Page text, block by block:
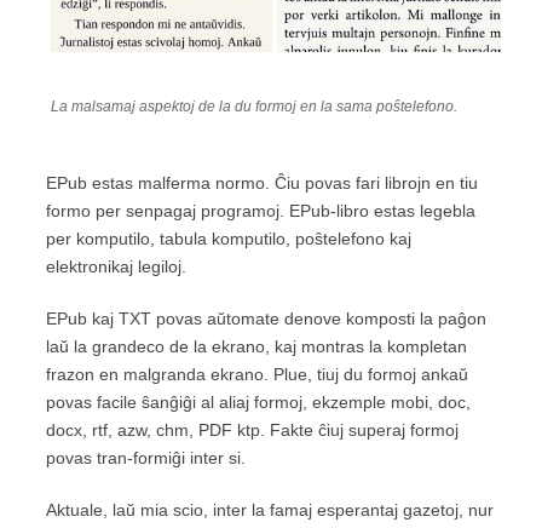
La malsamaj aspektoj de la du formoj en la sama poŝtelefono.
EPub estas malferma normo. Ĉiu povas fari librojn en tiu
formo per senpagaj programoj. EPub-libro estas legebla
per komputilo, tabula komputilo, poŝtelefono kaj
elektronikaj legiloj.
EPub kaj TXT povas aŭtomate denove komposti la paĝon
laŭ la grandeco de la ekrano, kaj montras la kompletan
frazon en malgranda ekrano. Plue, tiuj du formoj ankaŭ
povas facile ŝanĝiĝi al aliaj formoj, ekzemple mobi, doc,
docx, rtf, azw, chm, PDF ktp. Fakte ĉiuj superaj formoj
povas tran-formiĝi inter si.
Aktuale, laŭ mia scio, inter la famaj esperantaj gazetoj, nur